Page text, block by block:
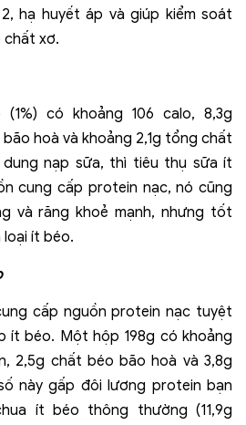
hạ huyết áp và giúp kiểm soát
chất xơ.
có khoảng 106 calo, 8,3g
hoà và khoảng 2,1g tổng chất
nạp sữa, thì tiêu thụ sữa ít
cung cấp protein nạc, nó cũng
và răng khoẻ mạnh, nhưng tốt
ít béo.
cấp nguồn protein nạc tuyệt
ít béo. Một hộp 198g có khoảng
2,5g chất béo bão hoà và 3,8g
này gấp đôi lương protein bạn
ít béo thông thường (11,9g